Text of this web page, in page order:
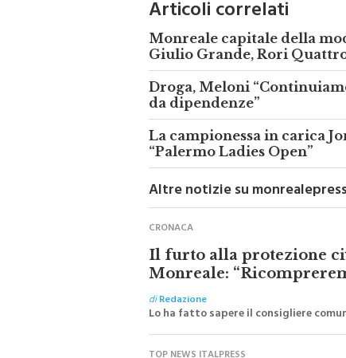
Articoli correlati
Monreale capitale della
Giulio Grande, Rori
Droga, Meloni
da dipendenze”
La campionessa in carica
“Palermo Ladies Open”
Altre notizie su
Il furto alla protezione
Monreale:
diRedazione
Lo ha fatto sapere il consigliere